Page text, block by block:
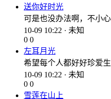
送你好时光
可是也没办法啊，不小心
10-09 10:22 · 未知
0 0
左耳月光
希望每个人都好好珍爱
10-09 10:22 · 未知
0 0
雪莲在山上